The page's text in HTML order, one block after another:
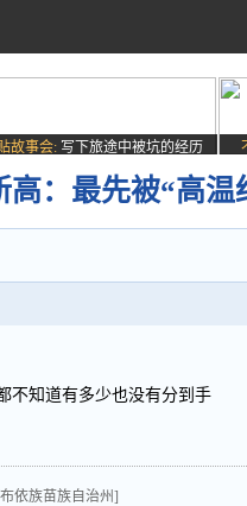
故事会: 写下旅途中被坑的经历
高：最先被“高
不知道有多少也没有分到手
依族苗族自治州]